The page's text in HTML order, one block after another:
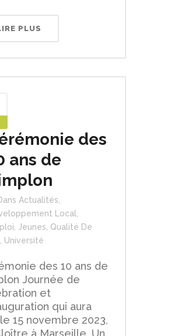
PLUS
des
ans de
Actualités
Local
Jeunes Qualité De
Université
des 10 ans de
Journée de
et
qui aura
15 novembre 2023,
à Marseille. Un